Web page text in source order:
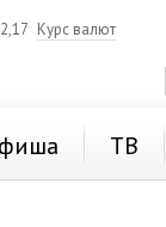
Курс валют
ТВ